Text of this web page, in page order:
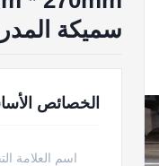
سميكة
الخصائص
اسم العلامة